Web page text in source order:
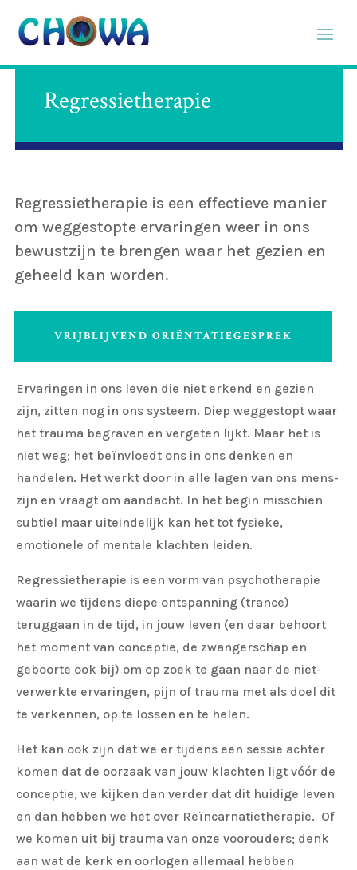
Regressietherapie
Regressietherapie is een effectieve manier
om weggestopte ervaringen weer in ons
bewustzijn te brengen waar het gezien en
geheeld kan worden.
VRIJBLIJVEND ORIËNTATIEGESPREK
Ervaringen in ons leven die niet erkend en gezien
zijn, zitten nog in ons systeem. Diep weggestopt waar
het trauma begraven en vergeten lijkt. Maar het is
niet weg; het beïnvloedt ons in ons denken en
handelen. Het werkt door in alle lagen van ons mens-
zijn en vraagt om aandacht. In het begin misschien
subtiel maar uiteindelijk kan het tot fysieke,
emotionele of mentale klachten leiden.
Regressietherapie is een vorm van psychotherapie
waarin we tijdens diepe ontspanning (trance)
teruggaan in de tijd, in jouw leven (en daar behoort
het moment van conceptie, de zwangerschap en
geboorte ook bij) om op zoek te gaan naar de niet-
verwerkte ervaringen, pijn of trauma met als doel dit
te verkennen, op te lossen en te helen.
Het kan ook zijn dat we er tijdens een sessie achter
komen dat de oorzaak van jouw klachten ligt vóór de
conceptie, we kijken dan verder dat dit huidige leven
en dan hebben we het over Reïncarnatietherapie. Of
we komen uit bij trauma van onze voorouders; denk
aan wat de kerk en oorlogen allemaal hebben